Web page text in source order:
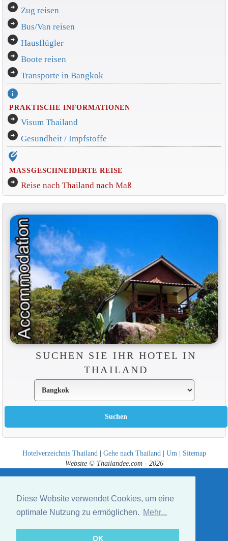
Diese Website verwendet Cookies, um eine
optimale Nutzung zu ermöglichen. Mehr...
OK
arrow_circle_right Zug reisen
arrow_circle_right Bus/Van reisen
arrow_circle_right Hausflügler
arrow_circle_right Boote reisen
arrow_circle_right Transporte in Bangkok
info
PRAKTISCHE INFORMATIONEN
arrow_circle_right Visum Thailand
arrow_circle_right Gesundheit / Impfstoffe
edit_location_alt
MASSGESCHNEIDERTE REISE
arrow_circle_right Reise nach Thailand nach Maß
SUCHEN SIE IHR HOTEL IN
THAILAND
Hotelverzeichnis Thailand| Gehe nach Thailand| Um| Sitemap
Website © Thailandee.com - 2026